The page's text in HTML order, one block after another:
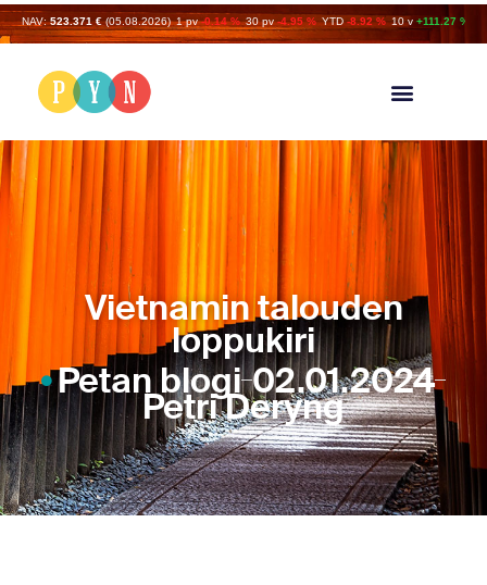
NAV: 523.371 € (05.08.2026) 1 pv -0.14 % 30 pv -4.95 % YTD -8.92 % 10 v +111.27 %
Vietnamin talouden
loppukiri
Petan blogi 02.01.2024
Petri Deryng